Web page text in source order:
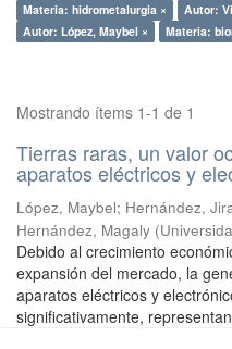
Materia: hidrometalurgia ×
Autor:
Autor: López, Maybel ×
Materia:
Mostrando ítems 1-1 de 1
Tierras raras, un valor
aparatos eléctricos y
López, Maybel; Hernández,
Hernández, Magaly (
Debido al crecimiento
expansión del mercado, la
aparatos eléctricos y
significativamente,